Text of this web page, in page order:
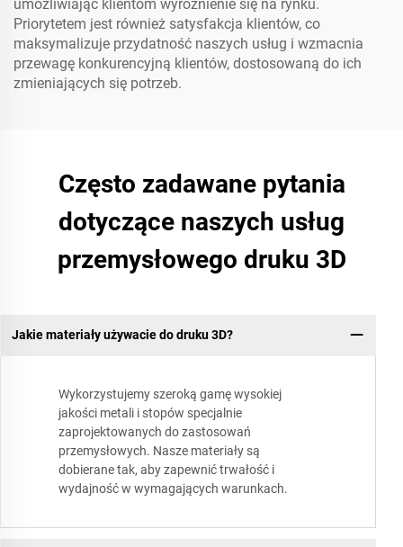
umożliwiając klientom wyróżnienie się na rynku.
Priorytetem jest również satysfakcja klientów, co
maksymalizuje przydatność naszych usług i wzmacnia
przewagę konkurencyjną klientów, dostosowaną do ich
zmieniających się potrzeb.
Często zadawane pytania
dotyczące naszych usług
przemysłowego druku 3D
Jakie materiały używacie do druku 3D?
Wykorzystujemy szeroką gamę wysokiej
jakości metali i stopów specjalnie
zaprojektowanych do zastosowań
przemysłowych. Nasze materiały są
dobierane tak, aby zapewnić trwałość i
wydajność w wymagających warunkach.